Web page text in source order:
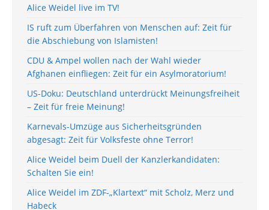
Alice Weidel live im TV!
IS ruft zum Überfahren von Menschen auf: Zeit für
die Abschiebung von Islamisten!
CDU & Ampel wollen nach der Wahl wieder
Afghanen einfliegen: Zeit für ein Asylmoratorium!
US-Doku: Deutschland unterdrückt Meinungsfreiheit
– Zeit für freie Meinung!
Karnevals-Umzüge aus Sicherheitsgründen
abgesagt: Zeit für Volksfeste ohne Terror!
Alice Weidel beim Duell der Kanzlerkandidaten:
Schalten Sie ein!
Alice Weidel im ZDF-„Klartext“ mit Scholz, Merz und
Habeck